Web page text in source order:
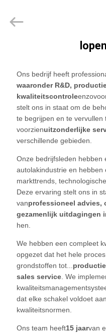
PRODUCTEN
VIDEOS
ONS
FABRIEKSREIS
CONTACTEER
ONS
NIEUWS
Chemical
Technology
Ons bedrijf heeft
waaronder R&D,
kwaliteitscontrole
stelt ons in staat om de
te begrijpen en te vervullen
voorzienuitzonderlijke
verschillende gebieden.
Onze bedrijfsleden hebben
autolakindustrie en hebben
markttrends,
Deze ervaring stelt ons in
vanprofessioneel advies,
gezamenlijk uitdagingen
hen.
We hebben een compleet
opgezet dat het hele
grondstoffen tot...
sales service. We
dat elke schakel voldoet
kwaliteitsnormen.
Ons team heeft15 jaarvan